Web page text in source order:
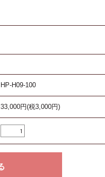
HP-H09-100
33,000円(税3,000円)